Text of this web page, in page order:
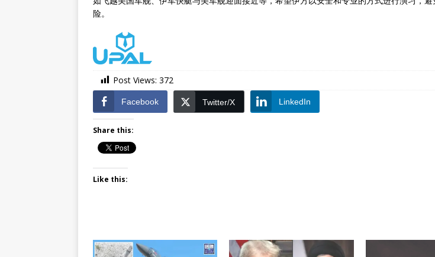
险。
Post Views: 372
Facebook Twitter/X LinkedIn
Share this:
Like this: